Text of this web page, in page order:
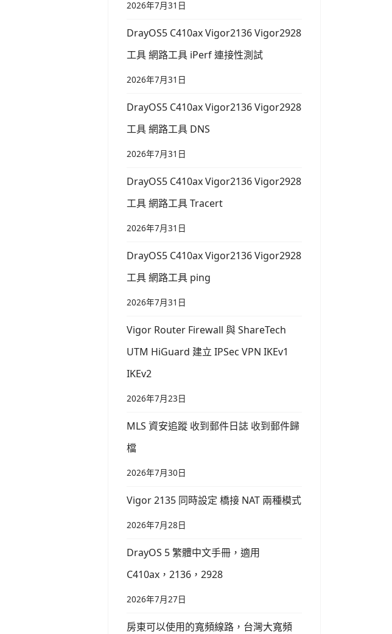
2026年7月31日
DrayOS5 C410ax Vigor2136 Vigor2928
工具 網路工具 iPerf 連接性測試
2026年7月31日
DrayOS5 C410ax Vigor2136 Vigor2928
工具 網路工具 DNS
2026年7月31日
DrayOS5 C410ax Vigor2136 Vigor2928
工具 網路工具 Tracert
2026年7月31日
DrayOS5 C410ax Vigor2136 Vigor2928
工具 網路工具 ping
2026年7月31日
Vigor Router Firewall 與 ShareTech
UTM HiGuard 建立 IPSec VPN IKEv1
IKEv2
2026年7月23日
MLS 資安追蹤 收到郵件日誌 收到郵件歸
檔
2026年7月30日
Vigor 2135 同時設定 橋接 NAT 兩種模式
2026年7月28日
DrayOS 5 繁體中文手冊，適用
C410ax，2136，2928
2026年7月27日
房東可以使用的寬頻線路，台灣大寬頻